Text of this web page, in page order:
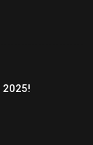
2025!